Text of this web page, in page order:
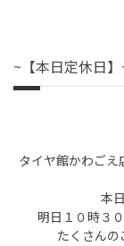
~【本日定休日】
タイヤ館かわご
本
明日１０時３
たくさんの